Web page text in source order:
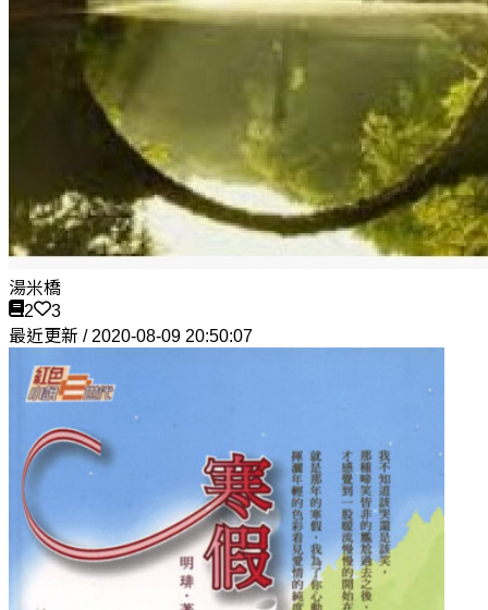
湯米橋
2
3
最近更新 / 2020-08-09 20:50:07